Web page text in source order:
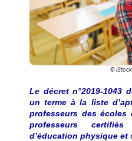
© iStock
Le décret n°2019-1043
un terme à la liste
professeurs des écoles
professeurs
d’éducation physique et